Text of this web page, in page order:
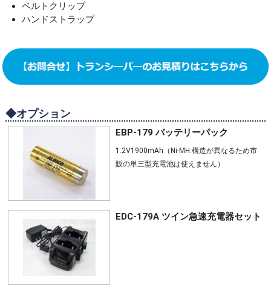
ベルトクリップ
ハンドストラップ
◆オプション
EBP-179 バッテリーパック
1.2V1900mAh（Ni-MH:構造が異なるため市
販の単三型充電池は使えません）
EDC-179A ツイン急速充電器セット